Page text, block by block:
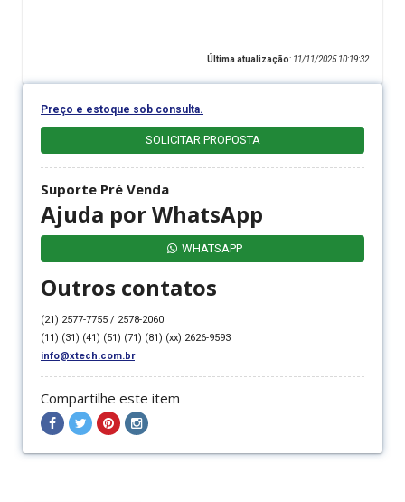
Última atualização: 11/11/2025 10:19:32
Preço e estoque sob consulta.
SOLICITAR PROPOSTA
Suporte Pré Venda
Ajuda por WhatsApp
WHATSAPP
Outros contatos
(21) 2577-7755 / 2578-2060
(11) (31) (41) (51) (71) (81) (xx) 2626-9593
info@xtech.com.br
Compartilhe este item
Compartilhar
Compartilhar
Compartilhar
Compartilhar